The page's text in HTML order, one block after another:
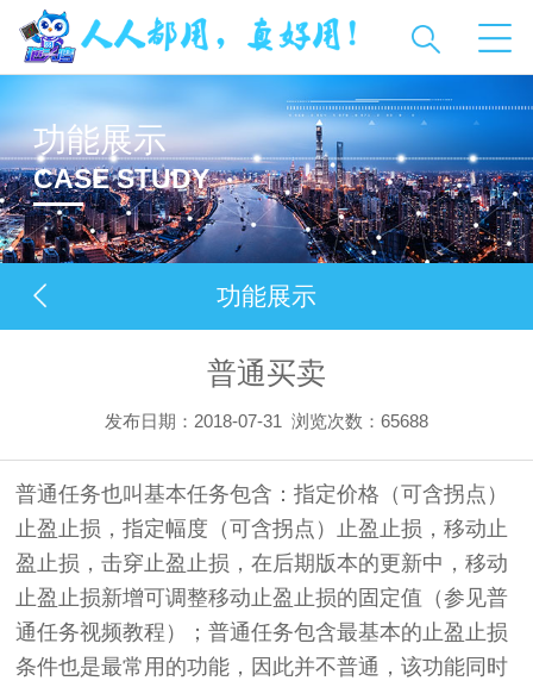
功能展示
CASE STUDY
功能展示
普通买卖
发布日期：2018-07-31 浏览次数：65688
普通任务也叫基本任务包含：指定价格（可含拐点）
止盈止损，指定幅度（可含拐点）止盈止损，移动止
盈止损，击穿止盈止损，在后期版本的更新中，移动
止盈止损新增可调整移动止盈止损的固定值（参见普
通任务视频教程）；普通任务包含最基本的止盈止损
条件也是最常用的功能，因此并不普通，该功能同时